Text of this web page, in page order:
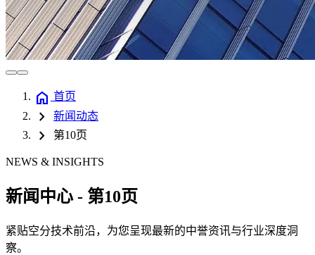
home 首页
chevron_right 新闻动态
chevron_right 第10页
NEWS & INSIGHTS
新闻中心 - 第10页
紧贴空分技术前沿，为您呈现最新的中誉资讯与行业深度洞
察。